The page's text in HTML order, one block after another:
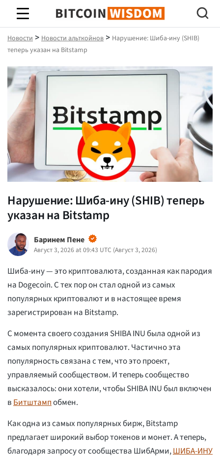
Биткойн Мудрость
Новости > Новости альткойнов > Нарушение: Шиба-ину (SHIB)
теперь указан на Bitstamp
Нарушение: Шиба-ину (SHIB) теперь
указан на Bitstamp
Баринем Пене
Август 3, 2026 at 09:43 UTC (Август 3, 2026)
Шиба-ину — это криптовалюта, созданная как пародия
на Dogecoin. С тех пор он стал одной из самых
популярных криптовалют и в настоящее время
зарегистрирован на Bitstamp.
С момента своего создания SHIBA INU была одной из
самых популярных криптовалют. Частично эта
популярность связана с тем, что это проект,
управляемый сообществом. И теперь сообщество
высказалось: они хотели, чтобы SHIBA INU был включен
вБитштампобмен.
Как одна из самых популярных бирж, Bitstamp
предлагает широкий выбор токенов и монет. А теперь,
благодаря запросу от сообщества ШибАрми,ШИБА-ИНУ